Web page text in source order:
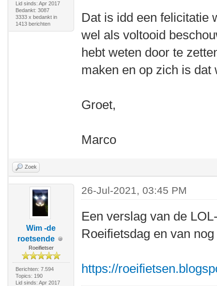
Lid sinds: Apr 2017
Bedankt: 3087
3333 x bedankt in
1413 berichten
Dat is idd een felicitatie
wel als voltooid
hebt weten door te
maken en op zich is
Groet,
Marco
Zoek
Wim -de
roetsende
Roeifietser
Berichten: 7.594
Topics: 190
Lid sinds: Apr 2017
26-Jul-2021, 03:45 PM
Een verslag van de
Roeifietsdag en van
https://